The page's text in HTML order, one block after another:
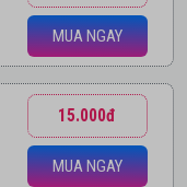
MUA NGAY
15.000đ
MUA NGAY